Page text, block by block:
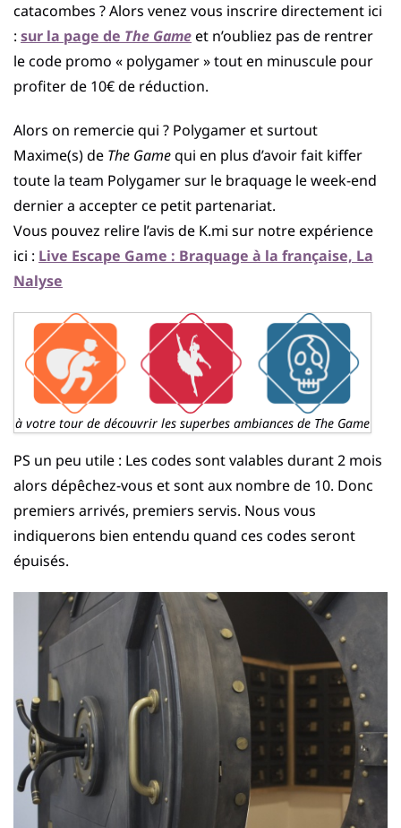
catacombes ? Alors venez vous inscrire directement ici
: sur la page de The Gameet n’oubliez pas de rentrer
le code promo « polygamer » tout en minuscule pour
profiter de 10€ de réduction.
Alors on remercie qui ? Polygamer et surtout
Maxime(s) de The Gamequi en plus d’avoir fait kiffer
toute la team Polygamer sur le braquage le week-end
dernier a accepter ce petit partenariat.
Vous pouvez relire l’avis de K.mi sur notre expérience
ici : Live Escape Game : Braquage à la française, La
Nalyse
à votre tour de découvrir les superbes ambiances de The Game
PS un peu utile : Les codes sont valables durant 2 mois
alors dépêchez-vous et sont aux nombre de 10. Donc
premiers arrivés, premiers servis. Nous vous
indiquerons bien entendu quand ces codes seront
épuisés.